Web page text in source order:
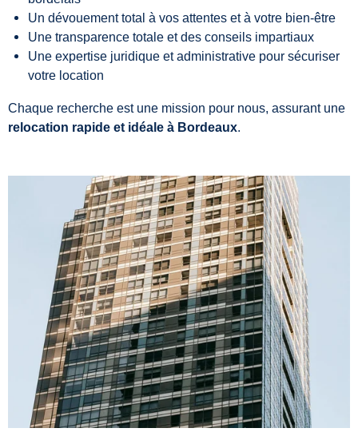
Un dévouement total à vos attentes et à votre bien-être
Une transparence totale et des conseils impartiaux
Une expertise juridique et administrative pour sécuriser
votre location
Chaque recherche est une mission pour nous, assurant une
relocation rapide et idéale à Bordeaux.